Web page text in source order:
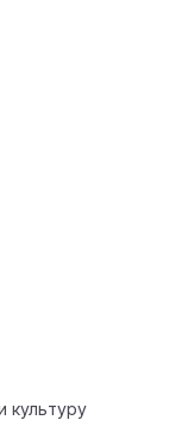
культуру